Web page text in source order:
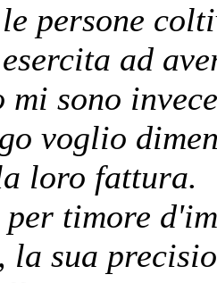
persone
ad
mi sono
voglio
loro fattura.
timore
la sua